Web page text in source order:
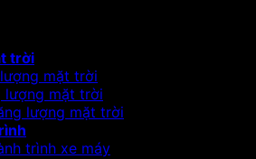
trời
mặt trời
lượng mặt trời
lượng mặt trời
trình xe máy